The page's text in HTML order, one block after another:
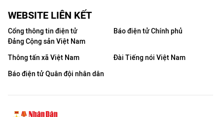
WEBSITE LIÊN KẾT
Cổng thông tin điện tử
Đảng Cộng sản Việt Nam
Báo điện tử Chính phủ
Thông tấn xã Việt Nam
Đài Tiếng nói Việt Nam
Báo điện tử Quân đội nhân dân